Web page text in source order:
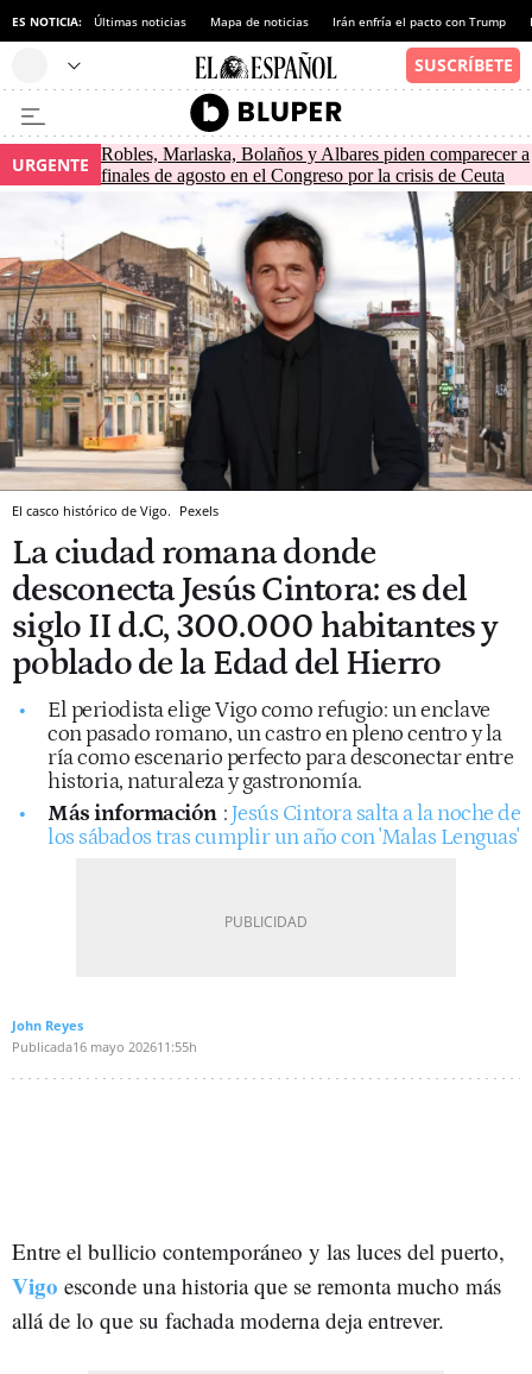
ES NOTICIA: Últimas noticias Mapa de noticias Irán enfría el pacto con Trump
URGENTE
Robles, Marlaska, Bolaños y Albares piden comparecer a
finales de agosto en el Congreso por la crisis de Ceuta
El casco histórico de Vigo. Pexels
La ciudad romana donde
desconecta Jesús Cintora: es del
siglo II d.C, 300.000 habitantes y
poblado de la Edad del Hierro
El periodista elige Vigo como refugio: un enclave
con pasado romano, un castro en pleno centro y la
ría como escenario perfecto para desconectar entre
historia, naturaleza y gastronomía.
Más información : Jesús Cintora salta a la noche de
los sábados tras cumplir un año con 'Malas Lenguas'
John Reyes
Publicada16 mayo 202611:55h
Entre el bullicio contemporáneo y las luces del puerto,
Vigo esconde una historia que se remonta mucho más
allá de lo que su fachada moderna deja entrever.